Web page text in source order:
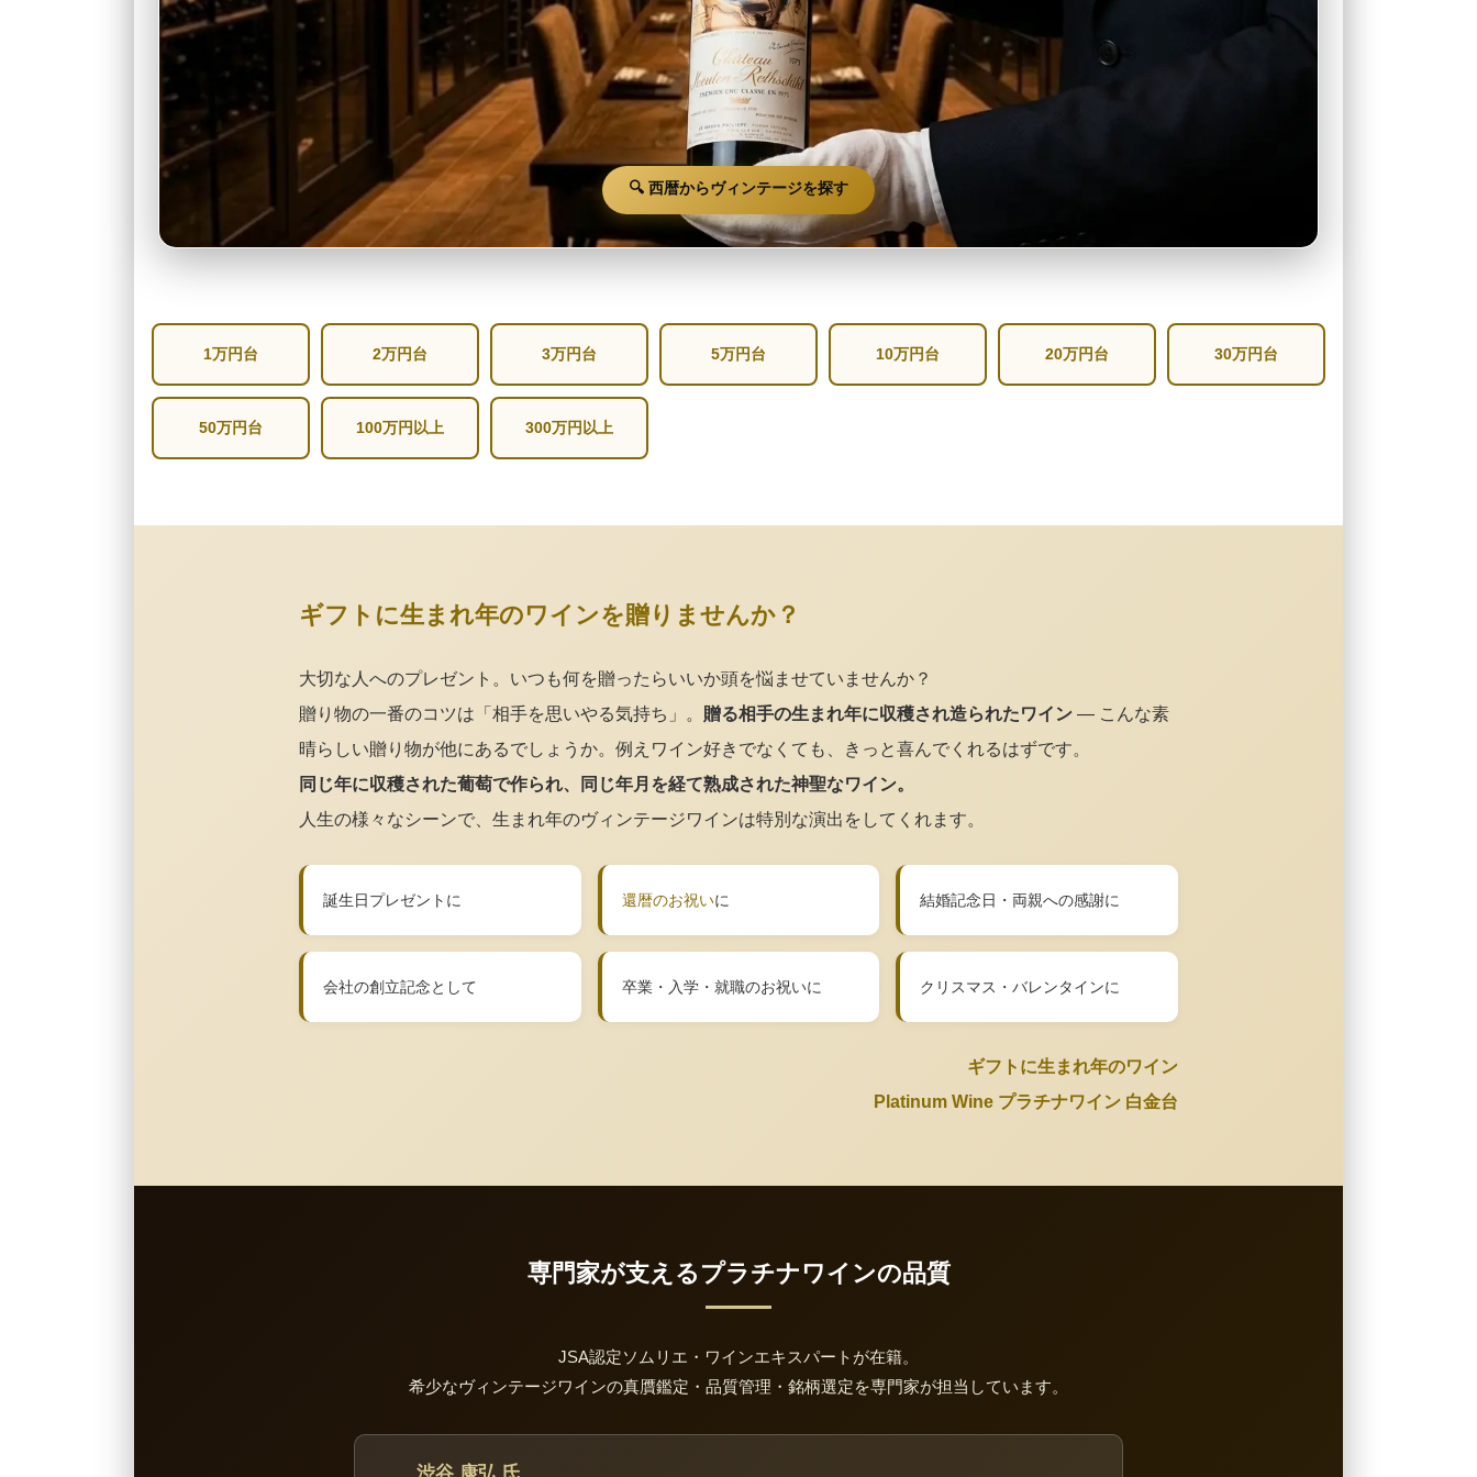
🔍 西暦からヴィンテージを探す
1万円台 2万円台 3万円台 5万円台 10万円台 20万円台 30万円台
50万円台 100万円以上 300万円以上
ギフトに生まれ年のワインを贈りませんか？
大切な人へのプレゼント。いつも何を贈ったらいいか頭を悩ませていませんか？
贈り物の一番のコツは「相手を思いやる気持ち」。 贈る相手の生まれ年に収穫され造られたワイン — こんな素
晴らしい贈り物が他にあるでしょうか。例えワイン好きでなくても、きっと喜んでくれるはずです。
同じ年に収穫された葡萄で作られ、同じ年月を経て熟成された神聖なワイン。
人生の様々なシーンで、生まれ年のヴィンテージワインは特別な演出をしてくれます。
誕生日プレゼントに 還暦のお祝いに 結婚記念日・両親への感謝に
会社の創立記念として 卒業・入学・就職のお祝いに クリスマス・バレンタインに
ギフトに生まれ年のワイン
Platinum Wine プラチナワイン 白金台
専門家が支えるプラチナワインの品質
JSA認定ソムリエ・ワインエキスパートが在籍。
希少なヴィンテージワインの真贋鑑定・品質管理・銘柄選定を専門家が担当しています。